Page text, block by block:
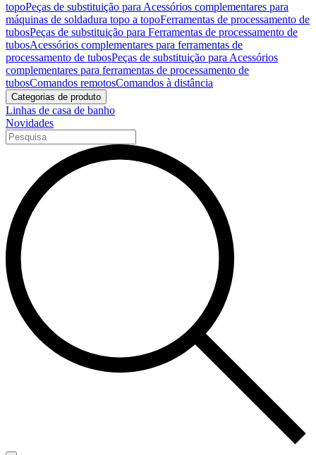
topoPeças de substituição para Acessórios complementares para
máquinas de soldadura topo a topoFerramentas de processamento de
tubosPeças de substituição para Ferramentas de processamento de
tubosAcessórios complementares para ferramentas de
processamento de tubosPeças de substituição para Acessórios
complementares para ferramentas de processamento de
tubosComandos remotosComandos à distância
Categorias de produto
Linhas de casa de banho
Novidades